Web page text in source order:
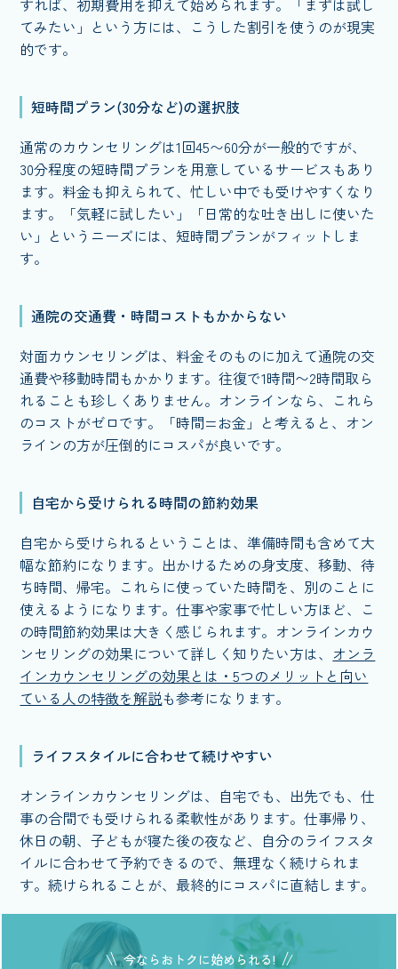
すれば、初期費用を抑えて始められます。「まずは試し
てみたい」という方には、こうした割引を使うのが現実
的です。
短時間プラン(30分など)の選択肢
通常のカウンセリングは1回45〜60分が一般的ですが、
30分程度の短時間プランを用意しているサービスもあり
ます。料金も抑えられて、忙しい中でも受けやすくなり
ます。「気軽に試したい」「日常的な吐き出しに使いた
い」というニーズには、短時間プランがフィットしま
す。
通院の交通費・時間コストもかからない
対面カウンセリングは、料金そのものに加えて通院の交
通費や移動時間もかかります。往復で1時間〜2時間取ら
れることも珍しくありません。オンラインなら、これら
のコストがゼロです。「時間=お金」と考えると、オン
ラインの方が圧倒的にコスパが良いです。
自宅から受けられる時間の節約効果
自宅から受けられるということは、準備時間も含めて大
幅な節約になります。出かけるための身支度、移動、待
ち時間、帰宅。これらに使っていた時間を、別のことに
使えるようになります。仕事や家事で忙しい方ほど、こ
の時間節約効果は大きく感じられます。オンラインカウ
ンセリングの効果について詳しく知りたい方は、 オンラ
インカウンセリングの効果とは・5つのメリットと向い
ている人の特徴を解説も参考になります。
ライフスタイルに合わせて続けやすい
オンラインカウンセリングは、自宅でも、出先でも、仕
事の合間でも受けられる柔軟性があります。仕事帰り、
休日の朝、子どもが寝た後の夜など、自分のライフスタ
イルに合わせて予約できるので、無理なく続けられま
す。続けられることが、最終的にコスパに直結します。
今ならおトクに始められる!